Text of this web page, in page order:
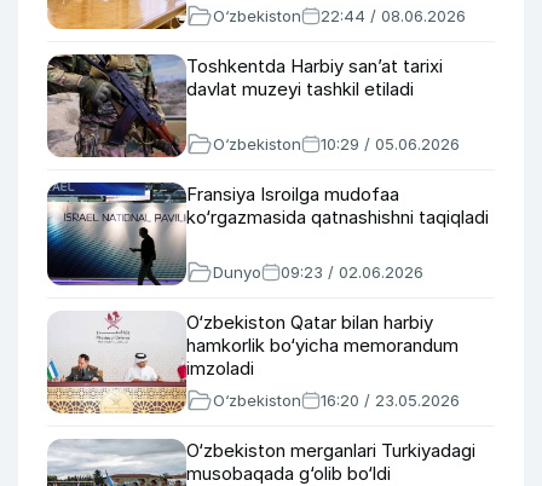
O‘zbekiston 22:44 / 08.06.2026
Toshkentda Harbiy san’at tarixi
davlat muzeyi tashkil etiladi
O‘zbekiston 10:29 / 05.06.2026
Fransiya Isroilga mudofaa
ko‘rgazmasida qatnashishni taqiqladi
Dunyo 09:23 / 02.06.2026
O‘zbekiston Qatar bilan harbiy
hamkorlik bo‘yicha memorandum
imzoladi
O‘zbekiston 16:20 / 23.05.2026
O‘zbekiston merganlari Turkiyadagi
musobaqada g‘olib bo‘ldi